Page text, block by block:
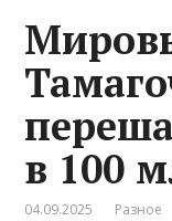
в 100
04.09.2025 Разное